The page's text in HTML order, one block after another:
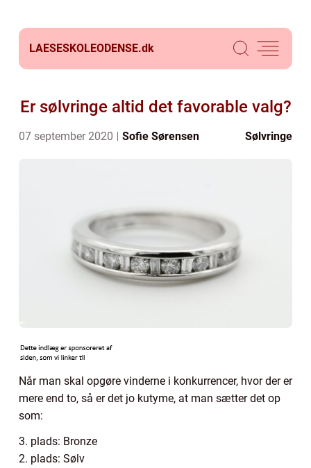
LAESESKOLEODENSE.dk
Er sølvringe altid det favorable valg?
07 september 2020 Sofie Sørensen Sølvringe
Når man skal opgøre vinderne i konkurrencer, hvor der er
mere end to, så er det jo kutyme, at man sætter det op
som:
3. plads: Bronze
2. plads: Sølv